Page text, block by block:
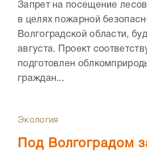
Запрет на посещение
в целях пожарной
Волгоградской области,
августа. Проект
подготовлен
граждан...
Экология
Под Волгоградом